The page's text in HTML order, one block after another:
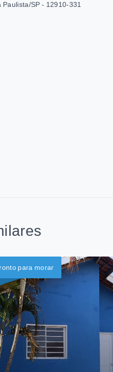
Paulista/SP - 12910-331
para morar